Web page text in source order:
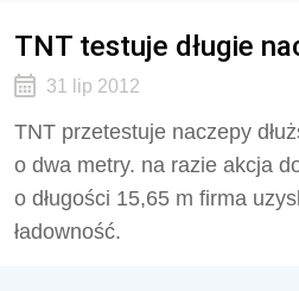
TNT testuje długie
31 lip 2012
TNT przetestuje naczepy
o dwa metry. na razie akcja
o długości 15,65 m firma
ładowność.